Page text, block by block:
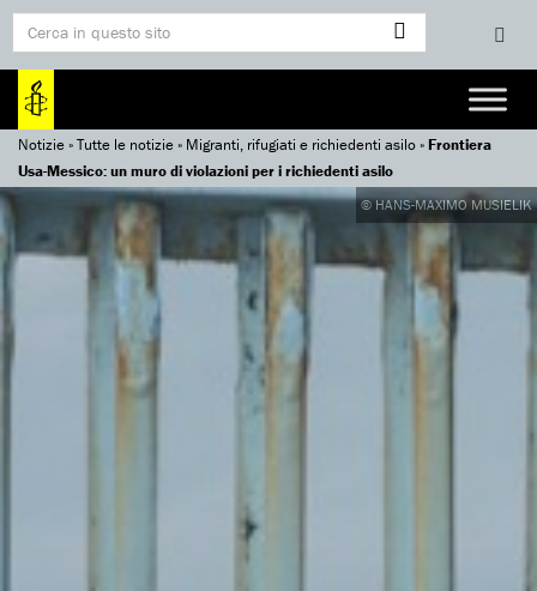
Notizie»Tutte le notizie» Migranti, rifugiati e richiedenti asilo»Frontiera
Usa-Messico: un muro di violazioni per i richiedenti asilo
© HANS-MAXIMO MUSIELIK